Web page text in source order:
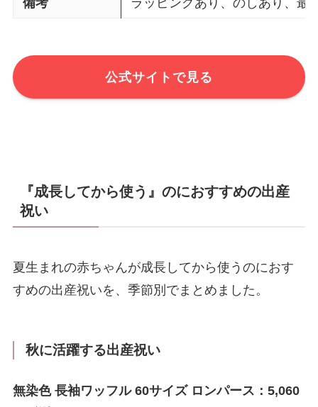
公式サイトで見る
『成長してから使う』のにおすすめの出産
祝い
夏生まれの赤ちゃんが成長してから使うのにおす
すめの出産祝いを、季節別でまとめました。
秋に活躍する出産祝い
無染色 長袖ワッフル 60サイズ ロンパース：5,060